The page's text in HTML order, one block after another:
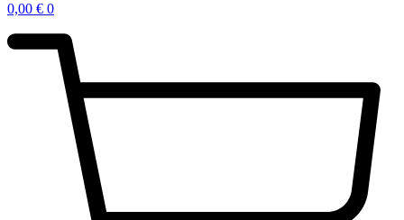
0,00 € 0